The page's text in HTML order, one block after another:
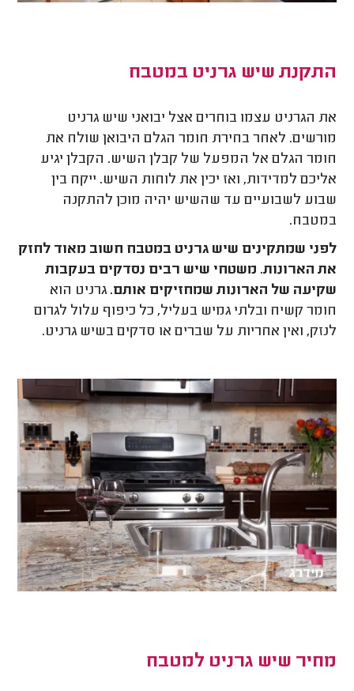
התקנת שיש גרניט במטבח
את הגרניט עצמו בוחרים אצל יבואני שיש גרניט
מורשים. לאחר בחירת חומר הגלם היבואן שולח את
חומר הגלם אל המפעל של קבלן השיש. הקבלן יגיע
אליכם למדידות, ואז יכין את לוחות השיש. ייקח בין
שבוע לשבועיים עד שהשיש יהיה מוכן להתקנה
במטבח.
לפני שמתקינים שיש גרניט במטבח חשוב מאוד לחזק
את הארונות. משטחי שיש רבים נסדקים בעקבות
שקיעה של הארונות שמחזיקים אותם. גרניט הוא
חומר קשיח ובלתי גמיש בעליל, כל כיפוף עלול לגרום
לנזק, ואין אחריות על שברים או סדקים בשיש גרניט.
מחיר שיש גרניט למטבח